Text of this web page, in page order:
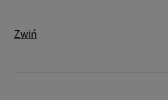
Zwiń